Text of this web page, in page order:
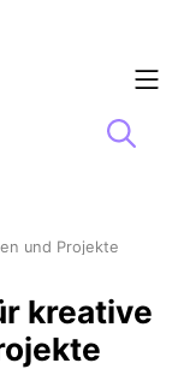
und Projekte
kreative